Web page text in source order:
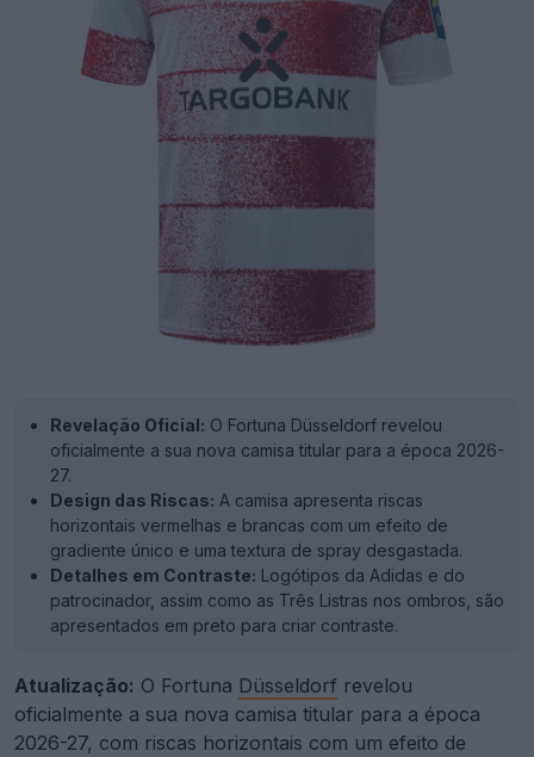
Revelação Oficial: O Fortuna Düsseldorf revelou
oficialmente a sua nova camisa titular para a época 2026-
27.
Design das Riscas: A camisa apresenta riscas
horizontais vermelhas e brancas com um efeito de
gradiente único e uma textura de spray desgastada.
Detalhes em Contraste: Logótipos da Adidas e do
patrocinador, assim como as Três Listras nos ombros, são
apresentados em preto para criar contraste.
Atualização: O Fortuna Düsseldorf revelou
oficialmente a sua nova camisa titular para a época
2026-27, com riscas horizontais com um efeito de